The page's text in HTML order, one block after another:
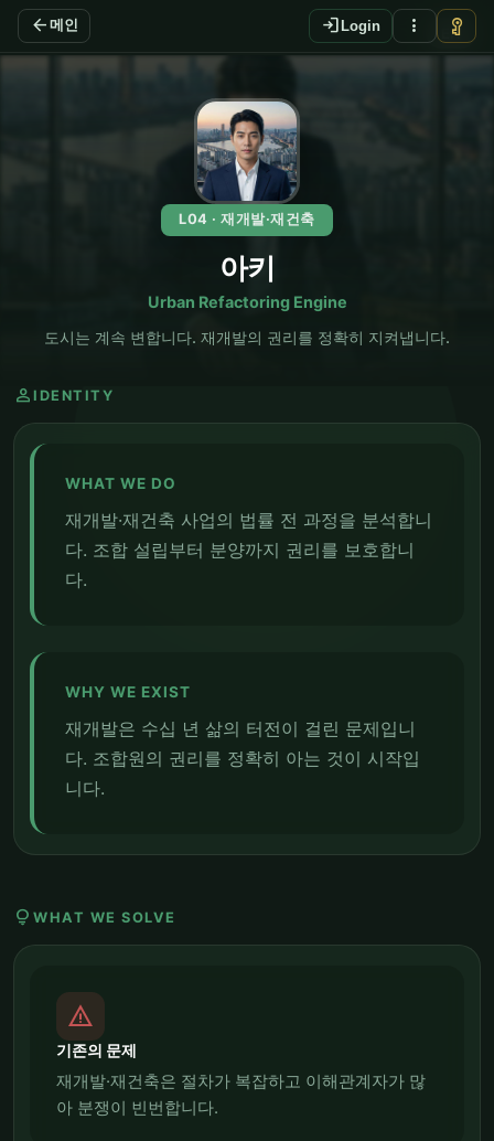
arrow_back 메인 login Login more_vert vpn_key
EN
L04 · 재개발·재건축
아키
Urban Refactoring Engine
도시는 계속 변합니다. 재개발의 권리를 정확히 지켜냅니다.
person IDENTITY
WHAT WE DO
재개발·재건축 사업의 법률 전 과정을 분석합니
다. 조합 설립부터 분양까지 권리를 보호합니
다.
WHY WE EXIST
재개발은 수십 년 삶의 터전이 걸린 문제입니
다. 조합원의 권리를 정확히 아는 것이 시작입
니다.
lightbulb WHAT WE SOLVE
report_problem
기존의 문제
재개발·재건축은 절차가 복잡하고 이해관계자가 많
아 분쟁이 빈번합니다.